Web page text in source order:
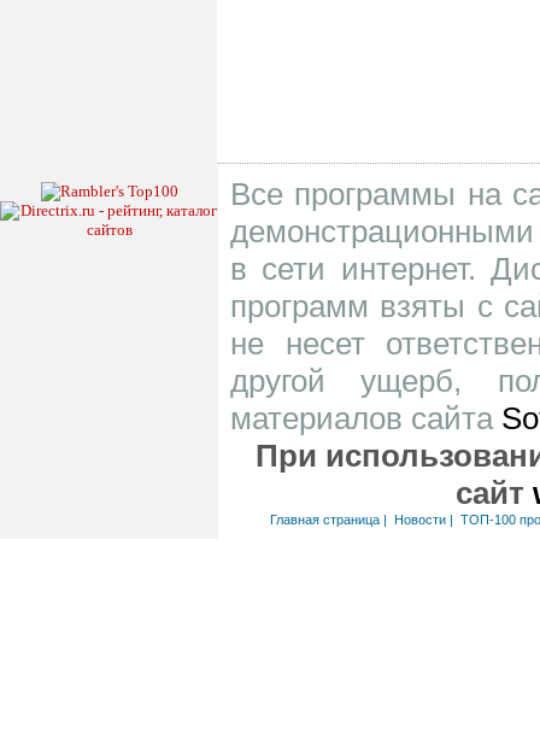
Все программы на
в сети интернет.
программ взяты с
не несет
другой ущерб,
материалов сайта
При
сайт
Главная страница| Новости| ТОП-100